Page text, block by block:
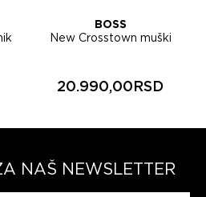
BOSS
New Crosstown muški
20.990,00RSD
NAŠ NEWSLETTER